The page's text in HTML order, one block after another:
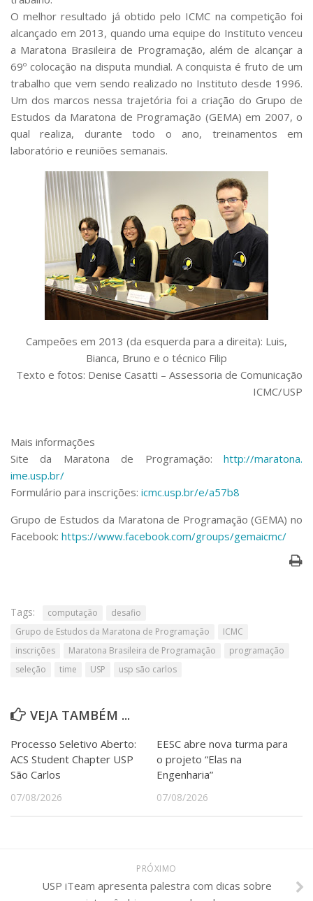
O melhor resultado já obtido pelo ICMC na competição foi
alcançado em 2013, quando uma equipe do Instituto venceu
a Maratona Brasileira de Programação, além de alcançar a
69º colocação na disputa mundial. A conquista é fruto de um
trabalho que vem sendo realizado no Instituto desde 1996.
Um dos marcos nessa trajetória foi a criação do Grupo de
Estudos da Maratona de Programação (GEMA) em 2007, o
qual realiza, durante todo o ano, treinamentos em
laboratório e reuniões semanais.
Campeões em 2013 (da esquerda para a direita): Luis,
Bianca, Bruno e o técnico Filip
Texto e fotos: Denise Casatti – Assessoria de Comunicação
ICMC/USP
Mais informações
Site da Maratona de Programação: http://maratona.
ime.usp.br/
Formulário para inscrições: icmc.usp.br/e/a57b8
Grupo de Estudos da Maratona de Programação (GEMA) no
Facebook: https://www.facebook.com/groups/gemaicmc/
Tags: computação
desafio
Grupo de Estudos da Maratona de Programação
ICMC
inscrições
Maratona Brasileira de Programação
programação
seleção
time USP usp são carlos
VEJA TAMBÉM ...
Processo Seletivo Aberto:
ACS Student Chapter USP
São Carlos
07/08/2026
EESC abre nova turma para
o projeto “Elas na
Engenharia”
07/08/2026
PRÓXIMO
USP iTeam apresenta palestra com dicas sobre